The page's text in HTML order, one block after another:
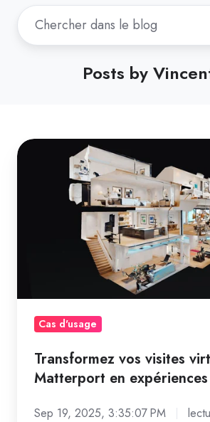
Posts by
Transformez
Cas d'usage
Transformez vos visites
Matterport en expériences
Sep 19, 2025, 3:35:07 PM